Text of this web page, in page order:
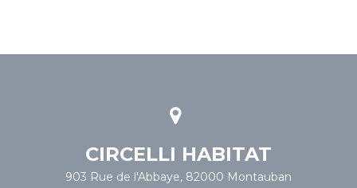
CIRCELLI HABITAT
903 Rue de l'Abbaye, 82000 Montauban